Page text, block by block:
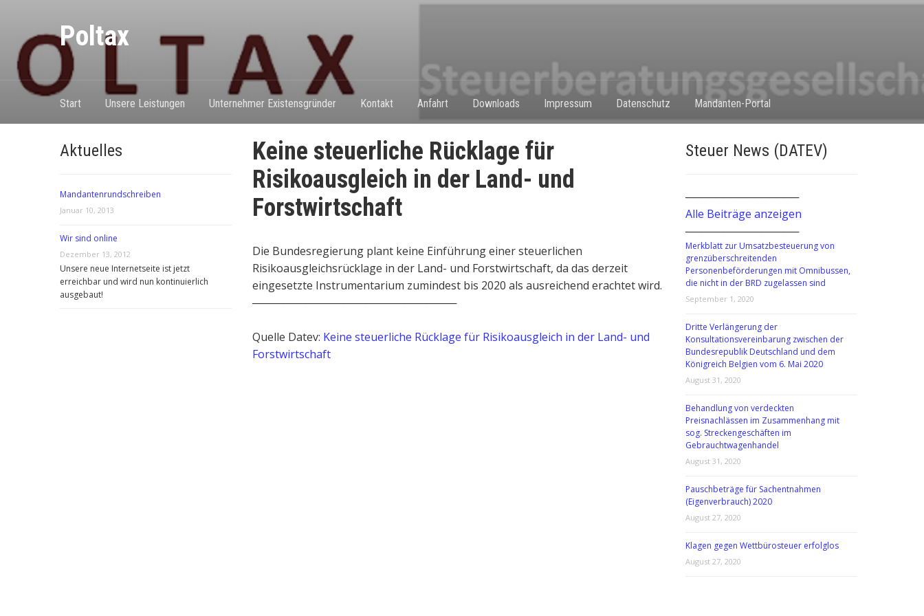
Poltax
Start Unsere Leistungen Unternehmer Existensgründer Kontakt Anfahrt Downloads Impressum Datenschutz Mandanten-Portal
Aktuelles
Mandantenrundschreiben
Januar 10, 2013
Wir sind online
Dezember 13, 2012
Unsere neue Internetseite ist jetzt
erreichbar und wird nun kontinuierlich
ausgebaut!
Keine steuerliche Rücklage für
Risikoausgleich in der Land- und
Forstwirtschaft
Die Bundesregierung plant keine Einführung einer steuerlichen
Risikoausgleichsrücklage in der Land- und Forstwirtschaft, da das derzeit
eingesetzte Instrumentarium zumindest bis 2020 als ausreichend erachtet wird.
───────────────────────────
Quelle Datev: Keine steuerliche Rücklage für Risikoausgleich in der Land- und
Forstwirtschaft
Steuer News (DATEV)
───────────────
Alle Beiträge anzeigen
───────────────
Merkblatt zur Umsatzbesteuerung von
grenzüberschreitenden
Personenbeförderungen mit Omnibussen,
die nicht in der BRD zugelassen sind
September 1, 2020
Dritte Verlängerung der
Konsultationsvereinbarung zwischen der
Bundesrepublik Deutschland und dem
Königreich Belgien vom 6. Mai 2020
August 31, 2020
Behandlung von verdeckten
Preisnachlässen im Zusammenhang mit
sog. Streckengeschäften im
Gebrauchtwagenhandel
August 31, 2020
Pauschbeträge für Sachentnahmen
(Eigenverbrauch) 2020
August 27, 2020
Klagen gegen Wettbürosteuer erfolglos
August 27, 2020